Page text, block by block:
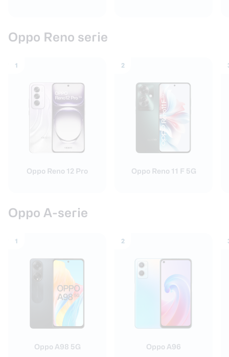
Oppo Reno serie
1
Oppo Reno 12 Pro
2
Oppo Reno 11 F 5G
Oppo A-serie
1
Oppo A98 5G
2
Oppo A96